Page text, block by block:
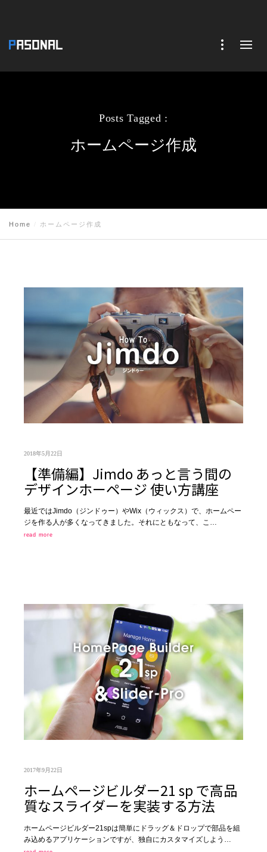
Posts Tagged :
ホームページ作成
Home ホームページ作成
2018年5月22日
【準備編】Jimdo あっと言う間の
デザインホーページ 使い方講座
最近ではJimdo（ジンドゥー）やWix（ウィックス）で、ホームペー
ジを作る人が多くなってきました。それにともなって、こ…
read more
2017年9月22日
ホームページビルダー21 sp で高品
質なスライダーを実装する方法
ホームページビルダー21spは簡単にドラッグ＆ドロップで部品を組
み込めるアプリケーションですが、独自にカスタマイズしよう…